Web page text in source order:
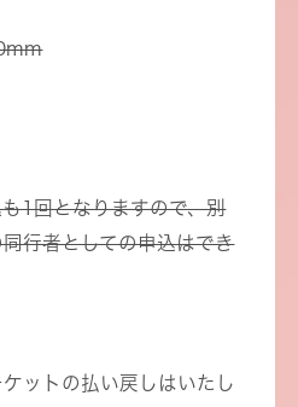
1回となりますので、別
行者としての申込はでき
ットの払い戻しはいたし